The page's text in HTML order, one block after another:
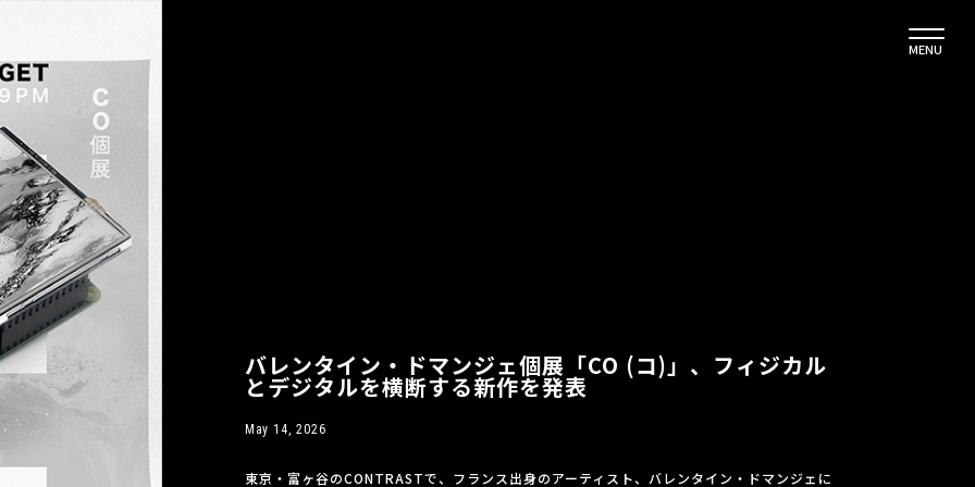
MENU
バレンタイン・ドマンジェ個展「CO (コ)」、フィジカル
とデジタルを横断する新作を発表
May 14, 2026
東京・富ヶ谷のCONTRASTで、フランス出身のアーティスト、バレンタイン・ドマンジェに